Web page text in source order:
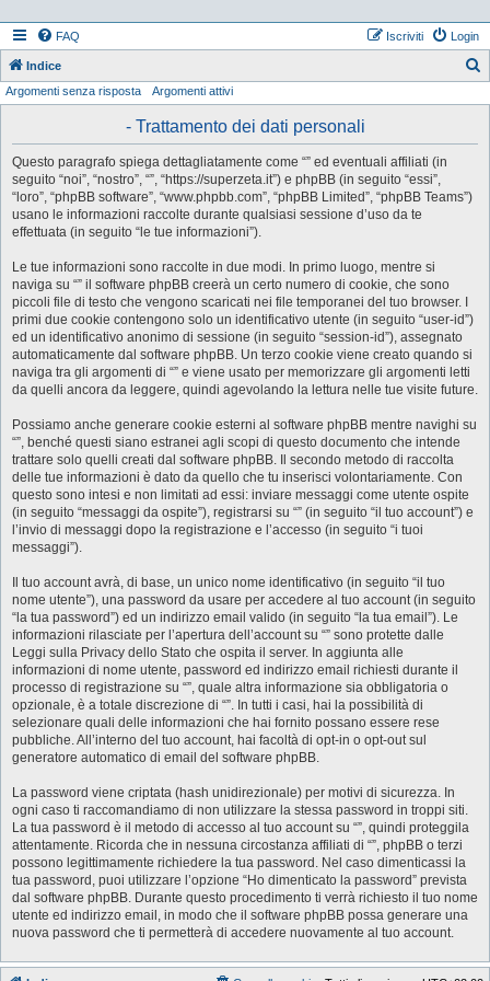
FAQ Login
Iscriviti
Indice
Argomenti senza risposta Argomenti attivi
- Trattamento dei dati personali
Questo paragrafo spiega dettagliatamente come “” ed eventuali affiliati (in
seguito “noi”, “nostro”, “”, “https://superzeta.it”) e phpBB (in seguito “essi”,
“loro”, “phpBB software”, “www.phpbb.com”, “phpBB Limited”, “phpBB Teams”)
usano le informazioni raccolte durante qualsiasi sessione d’uso da te
effettuata (in seguito “le tue informazioni”).
Le tue informazioni sono raccolte in due modi. In primo luogo, mentre si
naviga su “” il software phpBB creerà un certo numero di cookie, che sono
piccoli file di testo che vengono scaricati nei file temporanei del tuo browser. I
primi due cookie contengono solo un identificativo utente (in seguito “user-id”)
ed un identificativo anonimo di sessione (in seguito “session-id”), assegnato
automaticamente dal software phpBB. Un terzo cookie viene creato quando si
naviga tra gli argomenti di “” e viene usato per memorizzare gli argomenti letti
da quelli ancora da leggere, quindi agevolando la lettura nelle tue visite future.
Possiamo anche generare cookie esterni al software phpBB mentre navighi su
“”, benché questi siano estranei agli scopi di questo documento che intende
trattare solo quelli creati dal software phpBB. Il secondo metodo di raccolta
delle tue informazioni è dato da quello che tu inserisci volontariamente. Con
questo sono intesi e non limitati ad essi: inviare messaggi come utente ospite
(in seguito “messaggi da ospite”), registrarsi su “” (in seguito “il tuo account”) e
l’invio di messaggi dopo la registrazione e l’accesso (in seguito “i tuoi
messaggi”).
Il tuo account avrà, di base, un unico nome identificativo (in seguito “il tuo
nome utente”), una password da usare per accedere al tuo account (in seguito
“la tua password”) ed un indirizzo email valido (in seguito “la tua email”). Le
informazioni rilasciate per l’apertura dell’account su “” sono protette dalle
Leggi sulla Privacy dello Stato che ospita il server. In aggiunta alle
informazioni di nome utente, password ed indirizzo email richiesti durante il
processo di registrazione su “”, quale altra informazione sia obbligatoria o
opzionale, è a totale discrezione di “”. In tutti i casi, hai la possibilità di
selezionare quali delle informazioni che hai fornito possano essere rese
pubbliche. All’interno del tuo account, hai facoltà di opt-in o opt-out sul
generatore automatico di email del software phpBB.
La password viene criptata (hash unidirezionale) per motivi di sicurezza. In
ogni caso ti raccomandiamo di non utilizzare la stessa password in troppi siti.
La tua password è il metodo di accesso al tuo account su “”, quindi proteggila
attentamente. Ricorda che in nessuna circostanza affiliati di “”, phpBB o terzi
possono legittimamente richiedere la tua password. Nel caso dimenticassi la
tua password, puoi utilizzare l’opzione “Ho dimenticato la password” prevista
dal software phpBB. Durante questo procedimento ti verrà richiesto il tuo nome
utente ed indirizzo email, in modo che il software phpBB possa generare una
nuova password che ti permetterà di accedere nuovamente al tuo account.